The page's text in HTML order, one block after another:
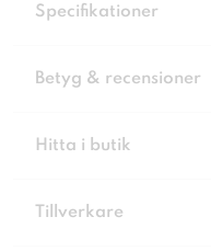
Specifikationer
Betyg & recensioner
Hitta i butik
Tillverkare